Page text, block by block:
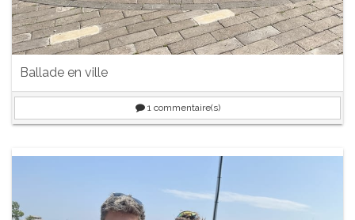
Ballade en ville
1commentaire(s)